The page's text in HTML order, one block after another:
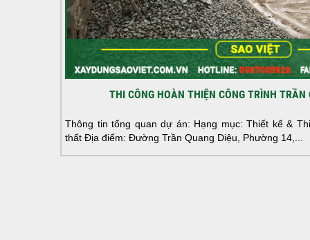
THI CÔNG HOÀN THIỆN CÔNG TRÌNH TRẦN
Thông tin tổng quan dự án: Hạng mục: Thiết kế &
thất Địa điểm: Đường Trần Quang Diệu, Phường 14,...